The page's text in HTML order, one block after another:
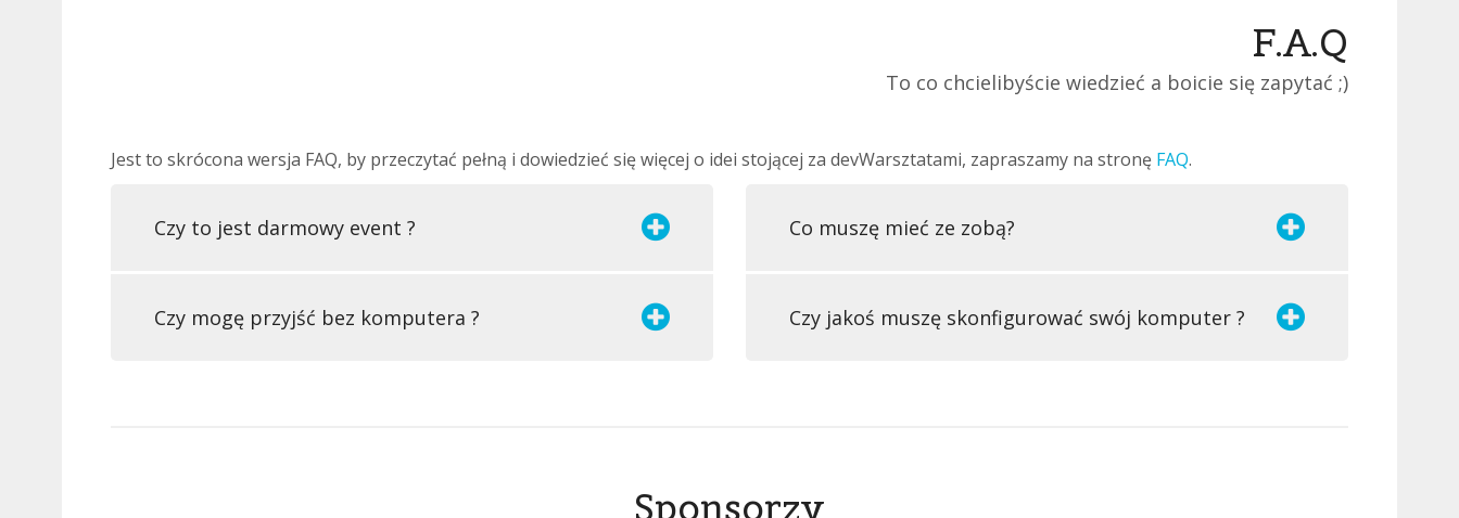
F.A.Q
To co chcielibyście wiedzieć a boicie się zapytać ;)
Jest to skrócona wersja FAQ, by przeczytać pełną i dowiedzieć się więcej o idei stojącej za devWarsztatami, zapraszamy na stronę FAQ.
Czy to jest darmowy event ?
Czy mogę przyjść bez komputera ?
Co muszę mieć ze zobą?
Czy jakoś muszę skonfigurować swój komputer ?
Sponsorzy